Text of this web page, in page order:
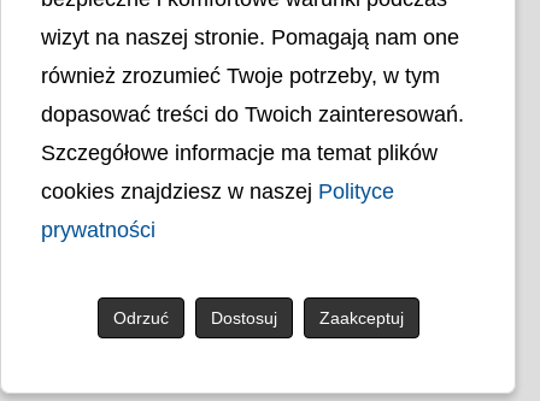
Liczba odwiedzin
Polityka prywatności
Mapa strony
Ochrona Danych Osobowych
Deklaracja Dostępności
© uck.katowice.pl.
wizyt na naszej stronie. Pomagają nam one
również zrozumieć Twoje potrzeby, w tym
dopasować treści do Twoich zainteresowań.
Szczegółowe informacje ma temat plików
cookies znajdziesz w naszej Polityce
prywatności
Odrzuć Dostosuj Zaakceptuj